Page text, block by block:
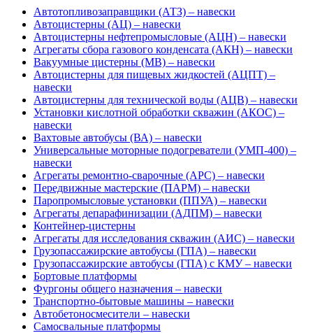
Автотопливозаправщики (АТЗ) – навески
Автоцистерны (АЦ) – навески
Автоцистерны нефтепромысловые (АЦН) – навески
Агрегаты сбора газового конденсата (АКН) – навески
Вакуумные цистерны (МВ) – навески
Автоцистерны для пищевых жидкостей (АЦПТ) –
навески
Автоцистерны для технической воды (АЦВ) – навески
Установки кислотной обработки скважин (АКОС) –
навески
Вахтовые автобусы (ВА) – навески
Универсальные моторные подогреватели (УМП-400) –
навески
Агрегаты ремонтно-сварочные (АРС) – навески
Передвижные мастерские (ПАРМ) – навески
Паропромысловые установки (ППУА) – навески
Агрегаты депарафинизации (АДПМ) – навески
Контейнер-цистерны
Агрегаты для исследования скважин (АИС) – навески
Грузопассажирские автобусы (ГПА) – навески
Грузопассажирские автобусы (ГПА) с КМУ – навески
Бортовые платформы
Фургоны общего назначения – навески
Транспортно-бытовые машины – навески
Автобетоносмесители – навески
Самосвальные платформы